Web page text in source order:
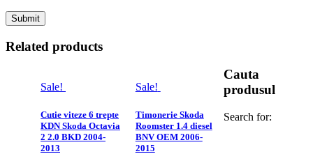
Related products
Sale!
Cutie viteze 6 trepte
KDN Skoda Octavia
2 2.0 BKD 2004-
2013
Sale!
Timonerie Skoda
Roomster 1.4 diesel
BNV OEM 2006-
2015
Cauta
produsul
Search for: